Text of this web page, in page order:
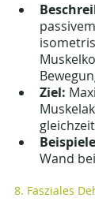
Ziel:
Wand
8. Fasziales